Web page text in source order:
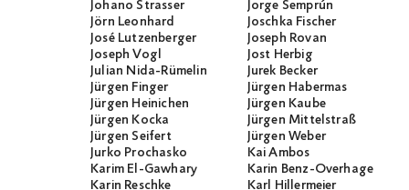
Johano Strasser
Jorge Semprún
Jörn Leonhard
Joschka Fischer
José Lutzenberger
Joseph Rovan
Joseph Vogl
Jost Herbig
Julian Nida-Rümelin
Jurek Becker
Jürgen Finger
Jürgen Habermas
Jürgen Heinichen
Jürgen Kaube
Jürgen Kocka
Jürgen Mittelstraß
Jürgen Seifert
Jürgen Weber
Jurko Prochasko
Kai Ambos
Karim El-Gawhary
Karin Benz-Overhage
Karin Reschke
Karl Hillermeier